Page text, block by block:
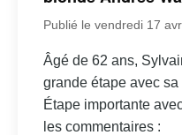
Publié le vendredi 17
Âgé de 62 ans,
grande étape avec
Étape importante
les commentaires :